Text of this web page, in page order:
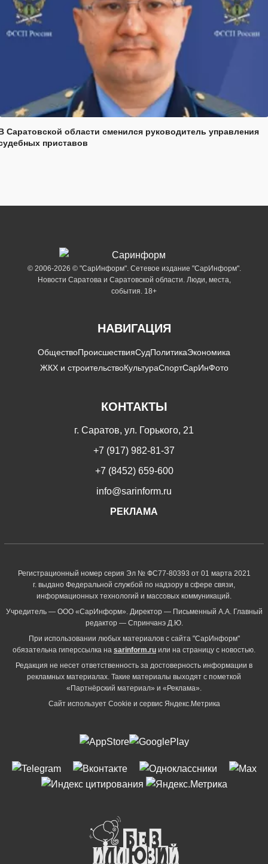
Саратовской области сменился руководитель управления
приставов
© 2006-2026 © "СарИнформ". Сетевое издание "СарИнформ".
Новости Саратова и Саратовской области. Люди, места,
события. 18+
НАВИГАЦИЯ
ОбществоПроисшествияСудПолитикаЭкономика
ЖКХ и строительствоКультураСпортСарИнФото
КОНТАКТЫ
г. Саратов, ул. Горького, 21
+7 (917) 982-81-37
+7 (8452) 659-600
info@sarinform.ru
РЕКЛАМА
Регистрационный номер серия Эл № ФС77-80393 от 01 марта 2021
г. выдано Федеральной службой по надзору в сфере связи,
информационных технологий и массовых коммуникаций.
Учредитель — ООО «СарИнформ». Директор — Письменный А.А. Главный
редактор — Спринчанэ Д.Ю.
При использовании любых материалов с сайта "СарИнформ"
обязательна гиперссылка на sarinform.ru или на страницу с новостью.
Редакция не несет ответственность за достоверность информации в
рекламных материалах. Такие материалы выходят с пометкой
«Партнёрский материал» и «Реклама».
Сайт использует Cookie и сервиc Яндекс.Метрика